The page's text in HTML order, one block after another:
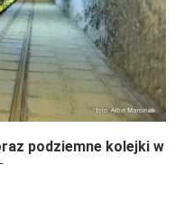
podziemne kolejki w